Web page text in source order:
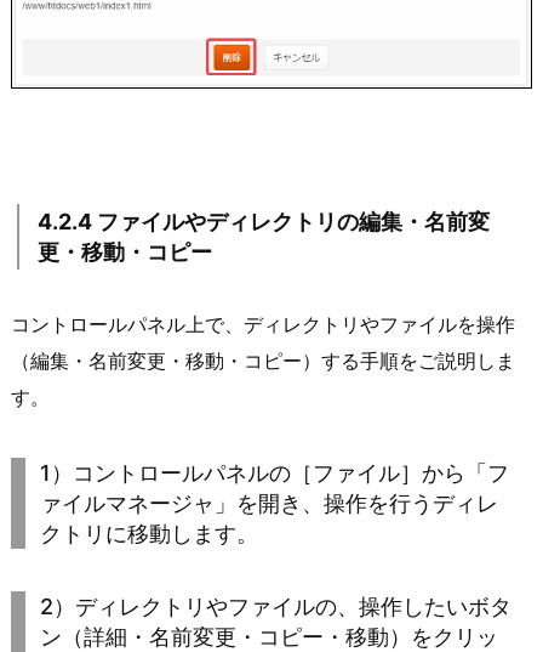
4.2.4 ファイルやディレクトリの編集・名前変
更・移動・コピー
コントロールパネル上で、ディレクトリやファイルを操作
（編集・名前変更・移動・コピー）する手順をご説明しま
す。
1）コントロールパネルの［ファイル］から「フ
ァイルマネージャ」を開き、操作を行うディレ
クトリに移動します。
2）ディレクトリやファイルの、操作したいボタ
ン（詳細・名前変更・コピー・移動）をクリッ